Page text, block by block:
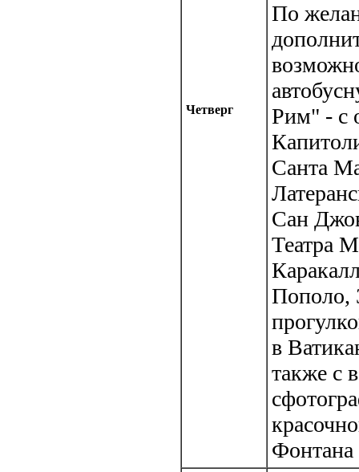
Четверг
По
Рим" - с
Санта
Сан
Театра
Пополо,
в
также с
Фонтана